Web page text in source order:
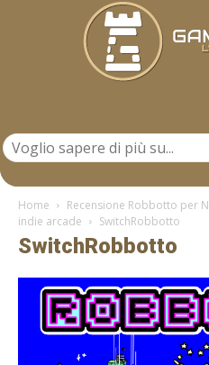
Home
Recensione Robbotto per
indie arcade
SwitchRobbotto
SwitchRobbotto